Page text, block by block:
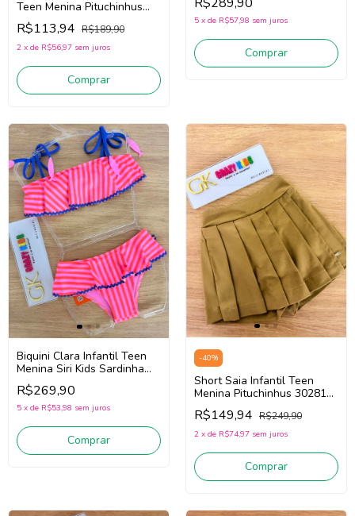
Teen Menina Pituchinhus
30235 (Bege/Preto)
R$113,94 R$189,90
2 x de R$56,97 sem juros
Comprar
(Rosa/Vermelho)
5 x de R$57,98 sem juros
Comprar
Biquini Clara Infantil Teen
Menina Siri Kids Sardinha
43060
(Rosa/Vermelho/Azul)
R$269,90
5 x de R$53,98 sem juros
Comprar
-40%
Short Saia Infantil Teen
Menina Pituchinhus 30281
(Bege Escuro)
R$149,94 R$249,90
2 x de R$74,97 sem juros
Comprar